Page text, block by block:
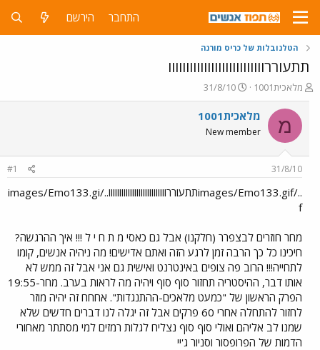
התחבר הירשם
הטלנובלות של כריס מורנה
תתעוררווווווווווווווווווווווווווו
פ
ו
ת
ח
ה
ו
ש
מלאכית1001
פ
ו
ר
ם
ר
31/8/10
מ מלאכית1001
New member
31/8/10
#1
../images/Emo133.gifתתעוררווווווווווווווווווווווווווו../images/Emo133.gi
f
מחר חוזרים לבצפרר (חלקנו) אבל גם כאסי מ ת ח י ל !!! איך ההרגשה?
חיכינו כל כך הרבה זמן לרגע הזה ואתם אדישים! מה ניהיה אנשים, קומו
לתחייה!!! הרוב פה צופים באינטרנט ואישית גם אני אבל זה ממש לא
אותו דבר, ההיסטריה תחזור סוף סוף ויהיה מה לראות בערב. מחר-19:55
הפרק הראשון של "כמעט מלאכים-ההתנגדות". אחחח זה יהיה מוזר
לחזור להתחלה אחרי 60 פרקים אבל זה יגלה לנו דברים חדשים שלא
שמנו לב אליהם ואולי סוף סוף נצליח לגלות רמזים למי מסתתר מאחורי
הדמות של הפרופסור וסניור ג'יי